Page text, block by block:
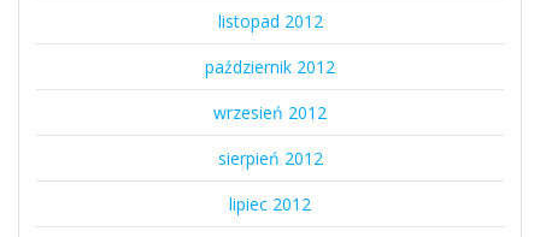
listopad 2012
październik 2012
wrzesień 2012
sierpień 2012
lipiec 2012